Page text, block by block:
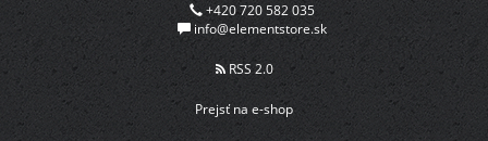
+420 720 582 035
info@elementstore.sk
RSS 2.0
Prejsť na e-shop